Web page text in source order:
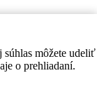
súhlas môžete udeliť
o prehliadaní.